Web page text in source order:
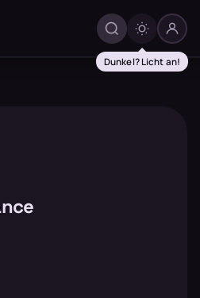
Dunkel? Licht an!